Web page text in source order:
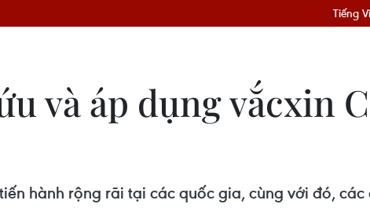
Tiếng
và áp dụng vắcxin
hành rộng rãi tại các quốc gia, cùng với đó,